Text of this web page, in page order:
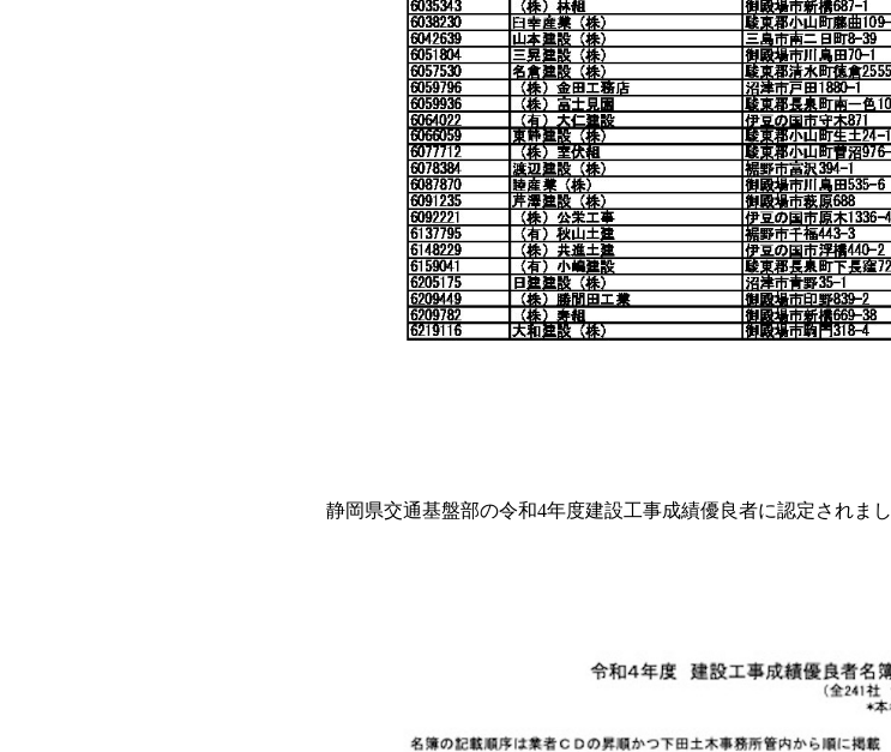
静岡県交通基盤部の令和4年度建設工事成績優良者に認定されまし